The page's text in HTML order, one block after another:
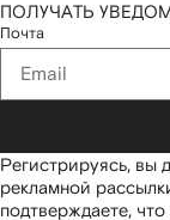
ПОЛУЧАТЬ
Почта
Регистрируясь, вы
рекламной
подтверждаете,